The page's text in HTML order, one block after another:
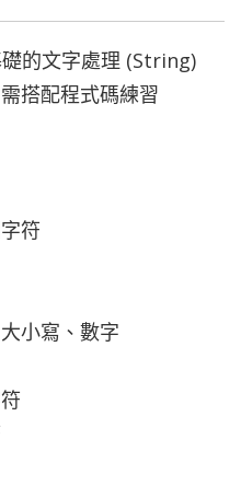
的文字處理 (String)
搭配程式碼練習
符
小寫、數字